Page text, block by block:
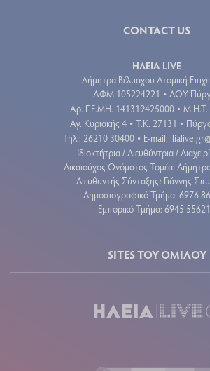
CONTACT US
ΗΛΕΙΑ LIVE
Δήμητρα Βέλμαχου Ατομική
ΑΦΜ 105224221 • ΔΟΥ
Aρ. Γ.Ε.ΜΗ. 141319425000 • Μ.Η.Τ.
Αγ. Κυριακής 4 • Τ.Κ. 27131 •
Τηλ.: 26210 30400 • E-mail:
Ιδιοκτήτρια / Διευθύντρια /
Δικαιούχος Ονόματος Τομέα:
Διευθυντής Σύνταξης: Γιάννης
Δημοσιογραφικό Τμήμα: 6976
Εμπορικό Τμήμα: 6945
SITES ΤΟΥ ΟΜΙΛΟΥ